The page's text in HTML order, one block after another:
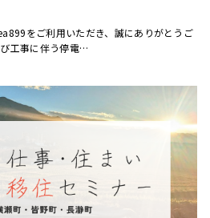
をご利用いただき、誠にありがとうご
工事に伴う停電…